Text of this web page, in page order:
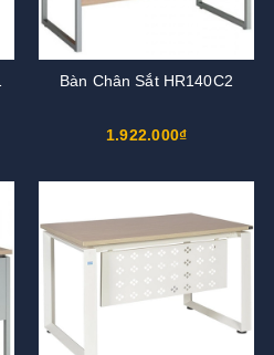
Bàn Chân Sắt HR140C2
1.922.000₫